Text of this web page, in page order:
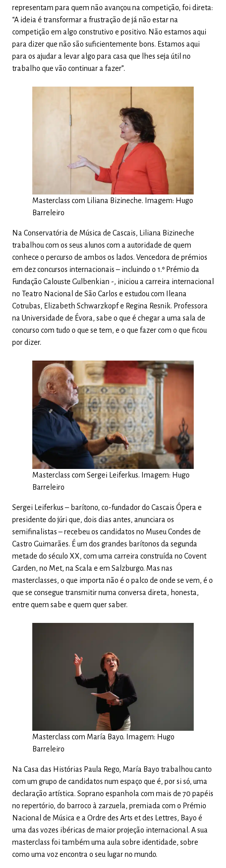
representam para quem não avançou na competição, foi direta:
“A ideia é transformar a frustração de já não estar na
competição em algo construtivo e positivo. Não estamos aqui
para dizer que não são suficientemente bons. Estamos aqui
para os ajudar a levar algo para casa que lhes seja útil no
trabalho que vão continuar a fazer”.
Masterclass com Liliana Bizineche. Imagem: Hugo
Barreleiro
Na Conservatória de Música de Cascais, Liliana Bizineche
trabalhou com os seus alunos com a autoridade de quem
conhece o percurso de ambos os lados. Vencedora de prémios
em dez concursos internacionais – incluindo o 1.º Prémio da
Fundação Calouste Gulbenkian -, iniciou a carreira internacional
no Teatro Nacional de São Carlos e estudou com Ileana
Cotrubas, Elizabeth Schwarzkopf e Regina Resnik. Professora
na Universidade de Évora, sabe o que é chegar a uma sala de
concurso com tudo o que se tem, e o que fazer com o que ficou
por dizer.
Masterclass com Sergei Leiferkus. Imagem: Hugo
Barreleiro
Sergei Leiferkus – barítono, co-fundador do Cascais Ópera e
presidente do júri que, dois dias antes, anunciara os
semifinalistas – recebeu os candidatos no Museu Condes de
Castro Guimarães. É um dos grandes barítonos da segunda
metade do século XX, com uma carreira construída no Covent
Garden, no Met, na Scala e em Salzburgo. Mas nas
masterclasses, o que importa não é o palco de onde se vem, é o
que se consegue transmitir numa conversa direta, honesta,
entre quem sabe e quem quer saber.
Masterclass com María Bayo. Imagem: Hugo
Barreleiro
Na Casa das Histórias Paula Rego, María Bayo trabalhou canto
com um grupo de candidatos num espaço que é, por si só, uma
declaração artística. Soprano espanhola com mais de 70 papéis
no repertório, do barroco à zarzuela, premiada com o Prémio
Nacional de Música e a Ordre des Arts et des Lettres, Bayo é
uma das vozes ibéricas de maior projeção internacional. A sua
masterclass foi também uma aula sobre identidade, sobre
como uma voz encontra o seu lugar no mundo.